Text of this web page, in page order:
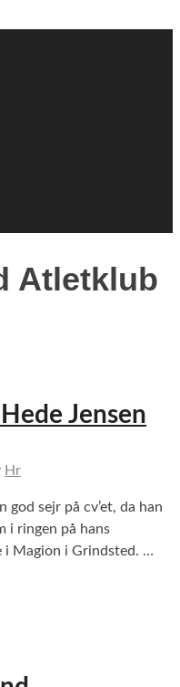
Atletklub
Jensen
Hr
god sejr på cv’et, da han
i ringen på hans
i Magion i Grindsted. …